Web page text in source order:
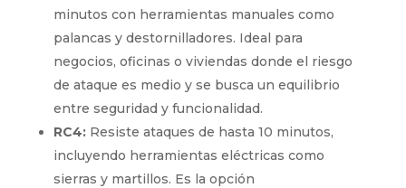
minutos con herramientas manuales como
palancas y destornilladores. Ideal para
negocios, oficinas o viviendas donde el riesgo
de ataque es medio y se busca un equilibrio
entre seguridad y funcionalidad.
RC4:Resiste ataques de hasta 10 minutos,
incluyendo herramientas eléctricas como
sierras y martillos. Es la opción